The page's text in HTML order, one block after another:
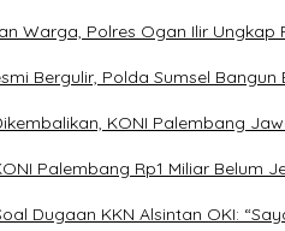
Warga, Polres Ogan Ilir Ungkap
Bergulir, Polda Sumsel
KONI Palembang
Palembang Rp1 Miliar Belum
Dugaan KKN Alsintan OKI: